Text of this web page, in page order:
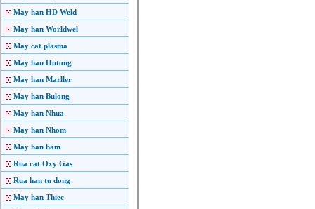
May han HD Weld
May han Worldwel
May cat plasma
May han Hutong
May han Marller
May han Bulong
May han Nhua
May han Nhom
May han bam
Rua cat Oxy Gas
Rua han tu dong
May han Thiec